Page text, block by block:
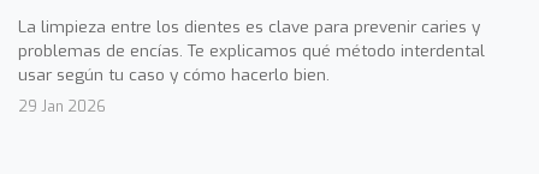
La limpieza entre los dientes es clave para prevenir caries y
problemas de encías. Te explicamos qué método interdental
usar según tu caso y cómo hacerlo bien.
29 Jan 2026